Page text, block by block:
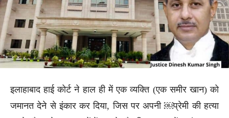
इलाहाबाद हाई कोर्ट ने हाल ही में एक व्यक्ति (एक समीर खान) को
जमानत देने से इंकार कर दिया, जिस पर अपनी ￼प्रेमी की हत्या